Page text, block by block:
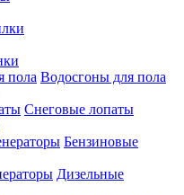
Водосгоны для пола
Снеговые лопаты
Бензиновые
Дизельные